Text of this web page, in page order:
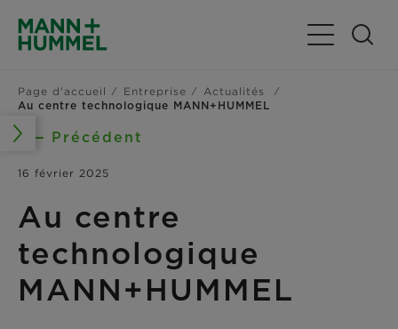
Basculer la
Page d'accueil Entreprise
Actualités
Au centre technologique MANN+HUMMEL
Précédent
16 février 2025
Au centre
technologique
MANN+HUMMEL